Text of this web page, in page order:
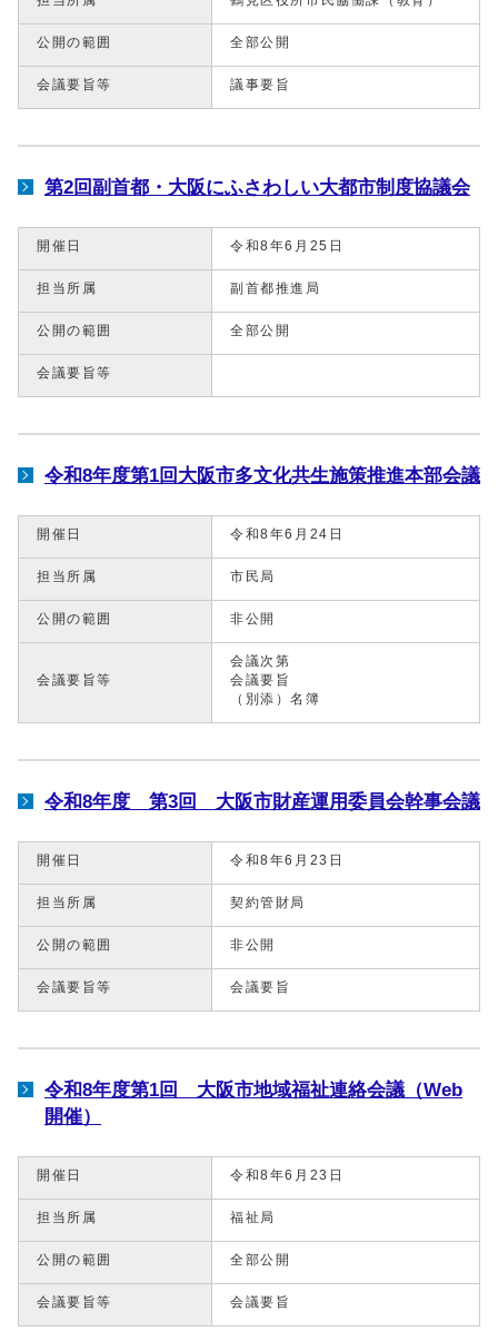
公開の範囲 全部公開
会議要旨等 議事要旨
第2回副⾸都・⼤阪にふさわしい⼤都市制度協議会
開催日 令和8年6月25日
担当所属 副首都推進局
公開の範囲 全部公開
会議要旨等
令和8年度第1回大阪市多文化共生施策推進本部会議
開催日 令和8年6月24日
担当所属 市民局
公開の範囲 非公開
会議要旨等
会議次第
会議要旨
（別添）名簿
令和8年度 第3回 大阪市財産運用委員会幹事会議
開催日 令和8年6月23日
担当所属 契約管財局
公開の範囲 非公開
会議要旨等 会議要旨
令和8年度第1回 大阪市地域福祉連絡会議（Web
開催）
開催日 令和8年6月23日
担当所属 福祉局
公開の範囲 全部公開
会議要旨等 会議要旨